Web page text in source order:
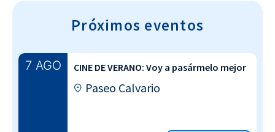
Próximos eventos
7 AGO CINE DE VERANO: Voy a pasármelo mejor
Paseo Calvario